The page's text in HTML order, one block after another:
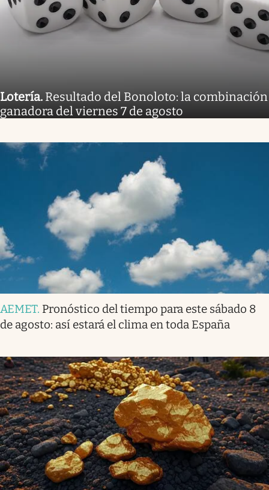
Lotería. Resultado del Bonoloto: la combinación
ganadora del viernes 7 de agosto
AEMET. Pronóstico del tiempo para este sábado 8
de agosto: así estará el clima en toda España